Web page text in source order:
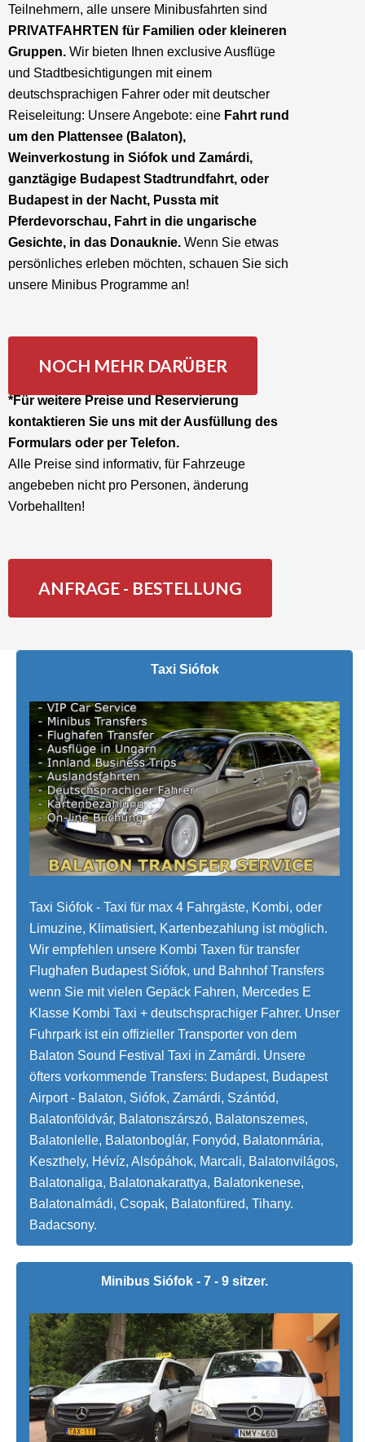
Teilnehmern, alle unsere Minibusfahrten sind
PRIVATFAHRTEN für Familien oder kleineren
Gruppen. Wir bieten Ihnen exclusive Ausflüge
und Stadtbesichtigungen mit einem
deutschsprachigen Fahrer oder mit deutscher
Reiseleitung: Unsere Angebote: eine Fahrt rund
um den Plattensee (Balaton),
Weinverkostung in Siófok und Zamárdi,
ganztägige Budapest Stadtrundfahrt, oder
Budapest in der Nacht, Pussta mit
Pferdevorschau, Fahrt in die ungarische
Gesichte, in das Donauknie. Wenn Sie etwas
persönliches erleben möchten, schauen Sie sich
unsere Minibus Programme an!
NOCH MEHR DARÜBER
*Für weitere Preise und Reservierung
kontaktieren Sie uns mit der Ausfüllung des
Formulars oder per Telefon.
Alle Preise sind informativ, für Fahrzeuge
angebeben nicht pro Personen, änderung
Vorbehallten!
ANFRAGE - BESTELLUNG
Taxi Siófok
Taxi Siófok - Taxi für max 4 Fahrgäste, Kombi, oder
Limuzine, Klimatisiert, Kartenbezahlung ist möglich.
Wir empfehlen unsere Kombi Taxen für transfer
Flughafen Budapest Siófok, und Bahnhof Transfers
wenn Sie mit vielen Gepäck Fahren, Mercedes E
Klasse Kombi Taxi + deutschsprachiger Fahrer. Unser
Fuhrpark ist ein offizieller Transporter von dem
Balaton Sound Festival Taxi in Zamárdi. Unsere
öfters vorkommende Transfers: Budapest, Budapest
Airport - Balaton, Siófok, Zamárdi, Szántód,
Balatonföldvár, Balatonszárszó, Balatonszemes,
Balatonlelle, Balatonboglár, Fonyód, Balatonmária,
Keszthely, Hévíz, Alsópáhok, Marcali, Balatonvilágos,
Balatonaliga, Balatonakarattya, Balatonkenese,
Balatonalmádi, Csopak, Balatonfüred, Tihany.
Badacsony.
Minibus Siófok - 7 - 9 sitzer.